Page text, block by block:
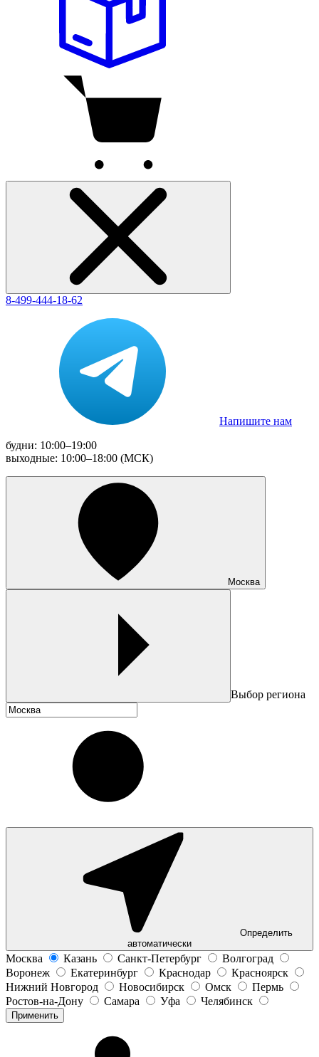
8-499-444-18-62
Напишите нам
будни: 10:00–19:00
выходные: 10:00–18:00 (МСК)
Москва
Выбор региона
Определить
автоматически
Москва Казань Санкт-Петербург
Волгоград
Воронеж
Екатеринбург Краснодар
Красноярск
Нижний Новгород
Новосибирск Омск
Пермь
Ростов-на-Дону
Самара Уфа Челябинск
Применить